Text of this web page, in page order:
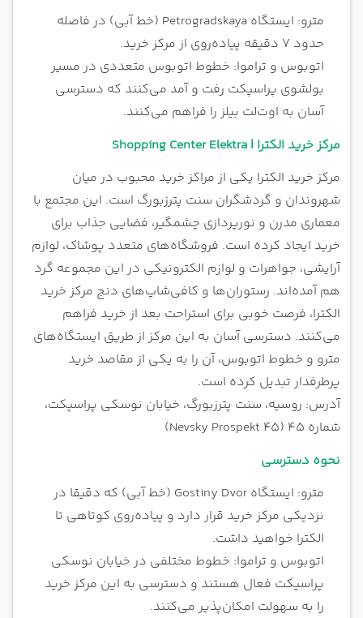
مترو: ایستگاه Petrogradskaya (خط آبی) در فاصله
حدود ۷ دقیقه پیاده‌روی از مرکز خرید.
اتوبوس و تراموا: خطوط اتوبوس متعددی در مسیر
بولشوی پراسپکت رفت و آمد می‌کنند که دسترسی
آسان به اوت‌لت بیلز را فراهم می‌کنند.
مرکز خرید الکترا | Shopping Center Elektra
مرکز خرید الکترا یکی از مراکز خرید محبوب در میان
شهروندان و گردشگران سنت پترزبورگ است. این مجتمع با
معماری مدرن و نورپردازی چشمگیر، فضایی جذاب برای
خرید ایجاد کرده است. فروشگاه‌های متعدد پوشاک، لوازم
آرایشی، جواهرات و لوازم الکترونیکی در این مجموعه گرد
هم آمده‌اند. رستوران‌ها و کافی‌شاپ‌های دنج مرکز خرید
الکترا، فرصت خوبی برای استراحت بعد از خرید فراهم
می‌کنند. دسترسی آسان به این مرکز از طریق ایستگاه‌های
مترو و خطوط اتوبوس، آن را به یکی از مقاصد خرید
پرطرفدار تبدیل کرده است.
آدرس: روسیه، سنت پترزبورگ، خیابان نوسکی پراسپکت،
شماره 45 (Nevsky Prospekt 45)
نحوه دسترسی
مترو: ایستگاه Gostiny Dvor (خط آبی) که دقیقا در
نزدیکی مرکز خرید قرار دارد و پیاده‌روی کوتاهی تا
الکترا خواهید داشت.
اتوبوس و تراموا: خطوط مختلفی در خیابان نوسکی
پراسپکت فعال هستند و دسترسی به این مرکز خرید
را به سهولت امکان‌پذیر می‌کنند.